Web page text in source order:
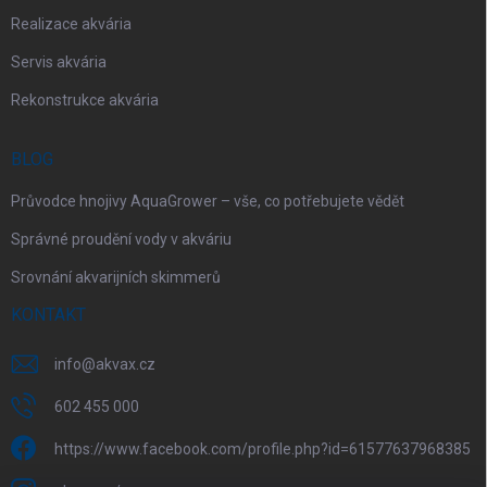
Realizace akvária
Servis akvária
Rekonstrukce akvária
BLOG
Průvodce hnojivy AquaGrower – vše, co potřebujete vědět
Správné proudění vody v akváriu
Srovnání akvarijních skimmerů
KONTAKT
info@akvax.cz
602 455 000
https://www.facebook.com/profile.php?id=61577637968385